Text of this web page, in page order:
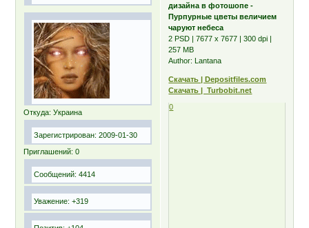
Откуда: Украина
Зарегистрирован: 2009-01-30
Приглашений: 0
Сообщений: 4414
Уважение: +319
дизайна в фотошопе -
Пурпурные цветы величием
чаруют небеса
2 PSD | 7677 x 7677 | 300 dpi |
257 MB
Author: Lantana
Скачать | Depositfiles.com
Скачать | Turbobit.net
0